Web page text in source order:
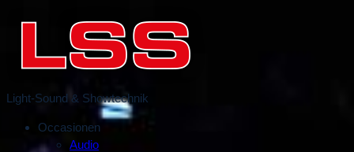
Light-Sound & Showtechnik
Occasionen
Audio